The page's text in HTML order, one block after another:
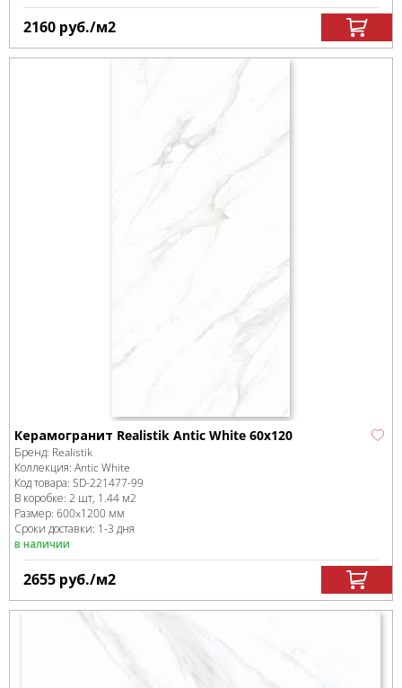
2160 руб./м2
Керамогранит Realistik Antic White 60x120
Бренд: Realistik
Коллекция: Antic White
Код товара: SD-221477-99
В коробке: 2 шт, 1.44 м2
Размер: 600x1200 мм
Сроки доставки: 1-3 дня
в наличии
2655 руб./м2